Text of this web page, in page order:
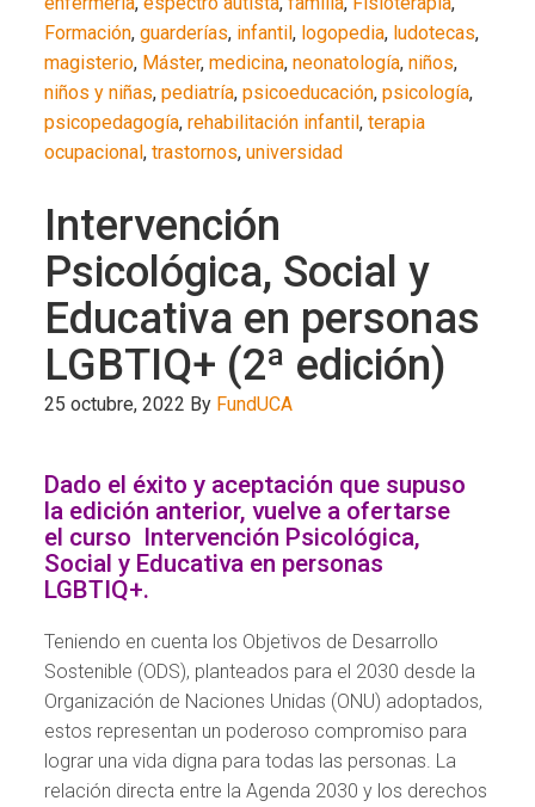
Formación,guarderías, infantil, logopedia, ludotecas,
magisterio, Máster,medicina,neonatología,niños,
niños y niñas,pediatría,psicoeducación,psicología,
psicopedagogía,rehabilitación infantil,terapia
ocupacional,trastornos,universidad
Intervención
Psicológica, Social y
Educativa en personas
LGBTIQ+ (2ª edición)
25 octubre, 2022 By FundUCA
Dado el éxito y aceptación que supuso
la edición anterior, vuelve a ofertarse
el curso Intervención Psicológica,
Social y Educativa en personas
LGBTIQ+.
Teniendo en cuenta los Objetivos de Desarrollo
Sostenible (ODS), planteados para el 2030 desde la
Organización de Naciones Unidas (ONU) adoptados,
estos representan un poderoso compromiso para
lograr una vida digna para todas las personas. La
relación directa entre la Agenda 2030 y los derechos